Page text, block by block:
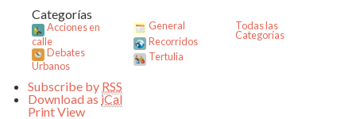
Categorías
Acciones en
calle
Debates
Urbanos
General
Recorridos
Tertulia
Todas las
Categorías
Subscribe by RSS
Download as iCal
PrintView